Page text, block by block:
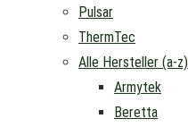
Pulsar
ThermTec
Alle Hersteller (a-z)
Armytek
Beretta